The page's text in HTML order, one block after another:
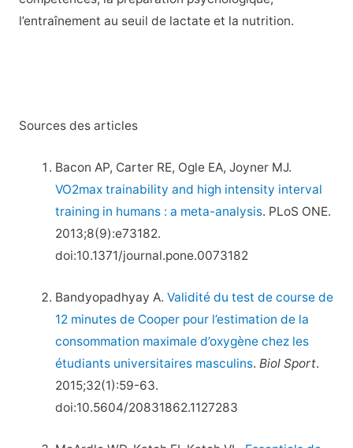
l’entraînement au seuil de lactate et la nutrition.
Sources des articles
Bacon AP, Carter RE, Ogle EA, Joyner MJ.
VO2max trainability and high intensity interval
training in humans : a meta-analysis. PLoS ONE.
2013;8(9):e73182.
doi:10.1371/journal.pone.0073182
Bandyopadhyay A.Validité du test de course de
12 minutes de Cooper pour l’estimation de la
consommation maximale d’oxygène chez les
étudiants universitaires masculins.Biol Sport.
2015;32(1):59-63.
doi:10.5604/20831862.1127283